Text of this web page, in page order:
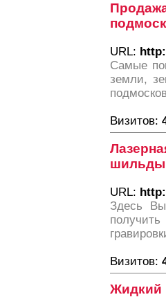
URL:
Cамые
земли,
Визитов:
URL:
Здесь
Визитов:
Жидкий